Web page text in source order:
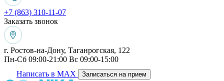
+7 (863) 310-11-07
Заказать звонок
г. Ростов-на-Дону, Таганрогская, 122
Пн-Сб 09:00-21:00 Вс 09:00-15:00
Написать в MAX
Записаться на прием